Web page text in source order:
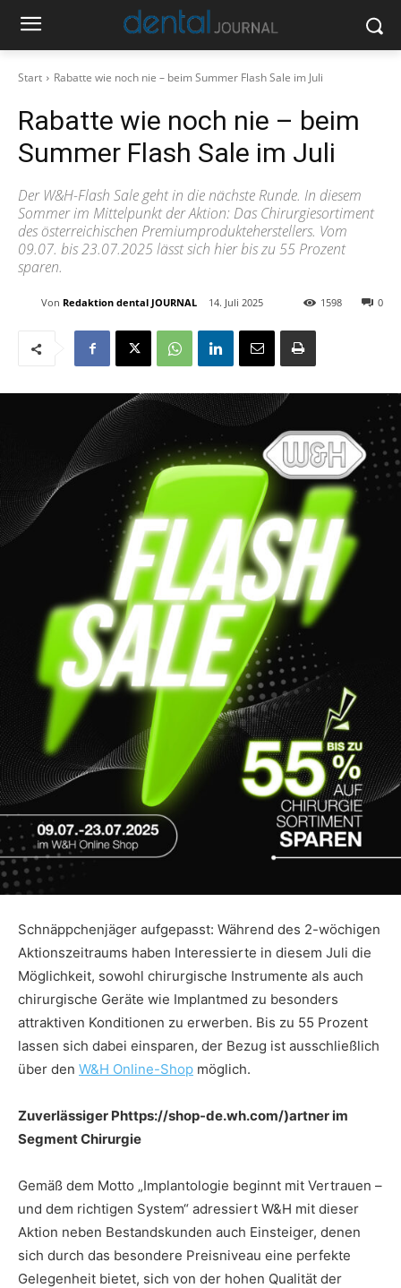
Start Rabatte wie noch nie – beim Summer Flash Sale im Juli
Rabatte wie noch nie – beim
Summer Flash Sale im Juli
Der W&H-Flash Sale geht in die nächste Runde. In diesem
Sommer im Mittelpunkt der Aktion: Das Chirurgiesortiment
des österreichischen Premiumprodukteherstellers. Vom
09.07. bis 23.07.2025 lässt sich hier bis zu 55 Prozent
sparen.
Von Redaktion dental JOURNAL 14. Juli 2025 0
1598
Schnäppchenjäger aufgepasst: Während des 2-wöchigen
Aktionszeitraums haben Interessierte in diesem Juli die
Möglichkeit, sowohl chirurgische Instrumente als auch
chirurgische Geräte wie Implantmed zu besonders
attraktiven Konditionen zu erwerben. Bis zu 55 Prozent
lassen sich dabei einsparen, der Bezug ist ausschließlich
über den W&H Online-Shop möglich.
Zuverlässiger Phttps://shop-de.wh.com/)artner im
Segment Chirurgie
Gemäß dem Motto „Implantologie beginnt mit Vertrauen –
und dem richtigen System“ adressiert W&H mit dieser
Aktion neben Bestandskunden auch Einsteiger, denen
sich durch das besondere Preisniveau eine perfekte
Gelegenheit bietet, sich von der hohen Qualität der